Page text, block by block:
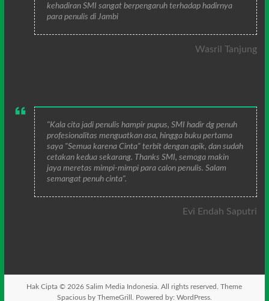
kehadiran SMI sangat berpengaruh terhadap hadirnya
para penulis di Jambi
Wasril Tanjung
"Kala cita jadi penulis hampir pupus, SMI hadir dg penuh
profesionalitas menguatkan asa, hingga buku pertama
saya "Semua karena Cinta" terbit dengan apik, dan sudah
cetakan kedua sekarang. Thanks SMI, semoga makin
jaya meretas mimpi-mimpi para calon penulis. Salam
semangat penuh cinta".
Evi Endah Saputri
Hak Cipta © 2026Salim Media Indonesia . All rights reserved. Theme
Spaciousby ThemeGrill. Powered by: WordPress.